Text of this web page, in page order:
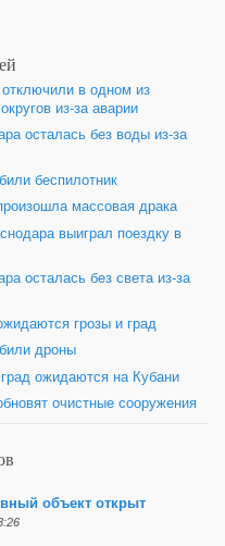
отключили в одном из
из-за аварии
осталась без воды из-за
беспилотник
массовая драка
выиграл поездку в
осталась без света из-за
грозы и град
дроны
ожидаются на Кубани
очистные сооружения
объект открыт